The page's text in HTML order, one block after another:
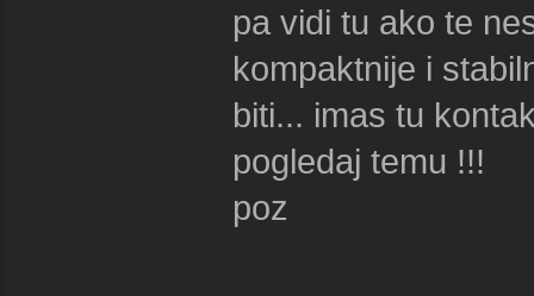
pa vidi tu ako te
kompaktnije i
biti... imas tu
pogledaj temu !!!
poz